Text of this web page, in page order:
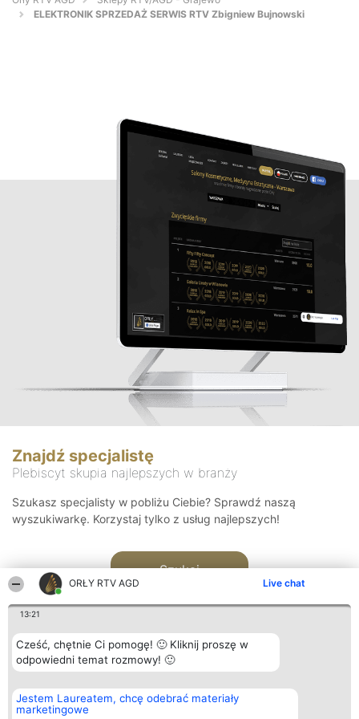
ORŁY RTV AGD Live chat
13:21
Cześć, chętnie Ci pomogę! 🙂 Kliknij proszę w
odpowiedni temat rozmowy! 🙂
Jestem Laureatem, chcę odebrać materiały
marketingowe
ELEKTRONIK SPRZEDAŻ SERWIS RTV Zbigniew Bujnowski
Znajdź specjalistę
Plebiscyt skupia najlepszych w branży
Szukasz specjalisty w pobliżu Ciebie? Sprawdź naszą
wyszukiwarkę. Korzystaj tylko z usług najlepszych!
Szukaj
Organizator plebiscytu
Bright Side Solutions sp. z o.
o. sp. k.
Plebiscyt
Laureaci
Kontakt
Kontakt